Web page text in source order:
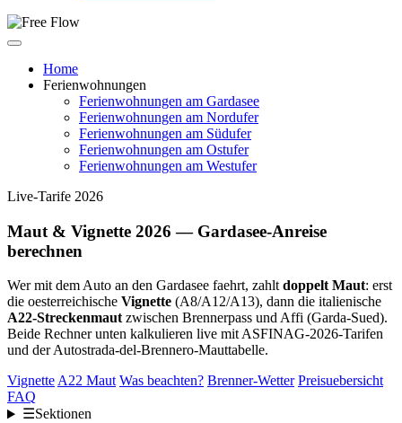
Home
Ferienwohnungen
Ferienwohnungen am Gardasee
Ferienwohnungen am Nordufer
Ferienwohnungen am Südufer
Ferienwohnungen am Ostufer
Ferienwohnungen am Westufer
Live-Tarife 2026
Maut & Vignette 2026 — Gardasee-Anreise
berechnen
Wer mit dem Auto an den Gardasee faehrt, zahltdoppelt Maut: erst
die oesterreichische Vignette (A8/A12/A13), dann die italienische
A22-Streckenmautzwischen Brennerpass und Affi (Garda-Sued).
Beide Rechner unten kalkulieren live mit ASFINAG-2026-Tarifen
und der Autostrada-del-Brennero-Mauttabelle.
VignetteA22 Maut Was beachten? Brenner-Wetter Preisuebersicht
FAQ
☰Sektionen